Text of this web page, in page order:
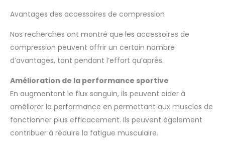
Avantages des accessoires de compression
Nos recherches ont montré que les accessoires de
compression peuvent offrir un certain nombre
d’avantages, tant pendant l’effort qu’après.
Amélioration de la performance sportive
En augmentant le flux sanguin, ils peuvent aider à
améliorer la performance en permettant aux muscles de
fonctionner plus efficacement. Ils peuvent également
contribuer à réduire la fatigue musculaire.